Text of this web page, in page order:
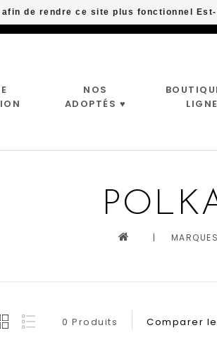
NOS
ADOPTÉS ♥
LIGNE
| MARQUES
0 Produits Comparer
de rendre ce site plus fonctionnel
Livraison